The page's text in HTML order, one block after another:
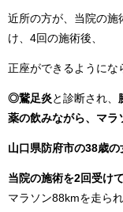
近所の方が、当院の施
け、4回の施術後、
正座ができるようにな
◎鵞足炎と診断され、
薬の飲みながら、マラ
山口県防府市の38歳の
当院の施術を2回受け
マラソン88kmを走られ